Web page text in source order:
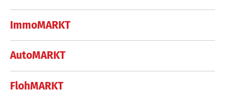
ImmoMARKT
AutoMARKT
FlohMARKT